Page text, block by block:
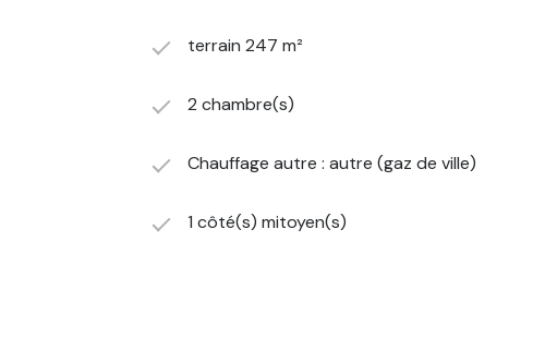
terrain 247 m²
2 chambre(s)
Chauffage autre : autre (gaz de ville)
1 côté(s) mitoyen(s)